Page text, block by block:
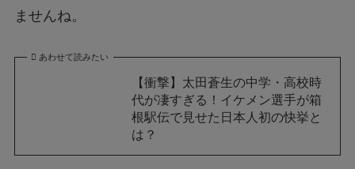
ませんね。
あわせて読みたい
【衝撃】太田蒼生の中学・高校時
代が凄すぎる！イケメン選手が箱
根駅伝で見せた日本人初の快挙と
は？